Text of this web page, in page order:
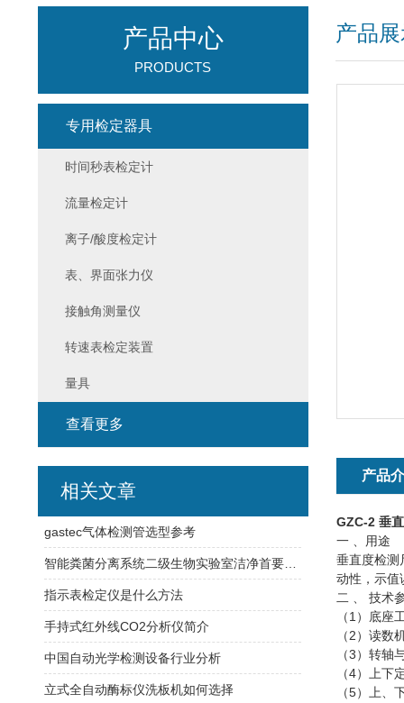
产品
产品
GZC-2 垂
一 、用途
垂直度检测
动性，示值
二 、
技术
（ 1 ）底座
（ 2 ）读数
（3 ）转轴
（4）上下
（5）上、
产品中心
PRODUCTS
专用检定器具
时间秒表检定计
流量检定计
离子/酸度检定计
表、界面张力仪
接触角测量仪
转速表检定装置
量具
查看更多
相关文章
gastec气体检测管选型参考
指示表检定仪是什么方法
手持式红外线CO2分析仪简介
中国自动光学检测设备行业分析
立式全自动酶标仪洗板机如何选择